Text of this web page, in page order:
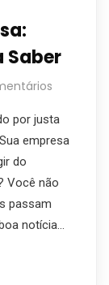
Saber
por justa
empresa
do
Você não
passam
notícia…